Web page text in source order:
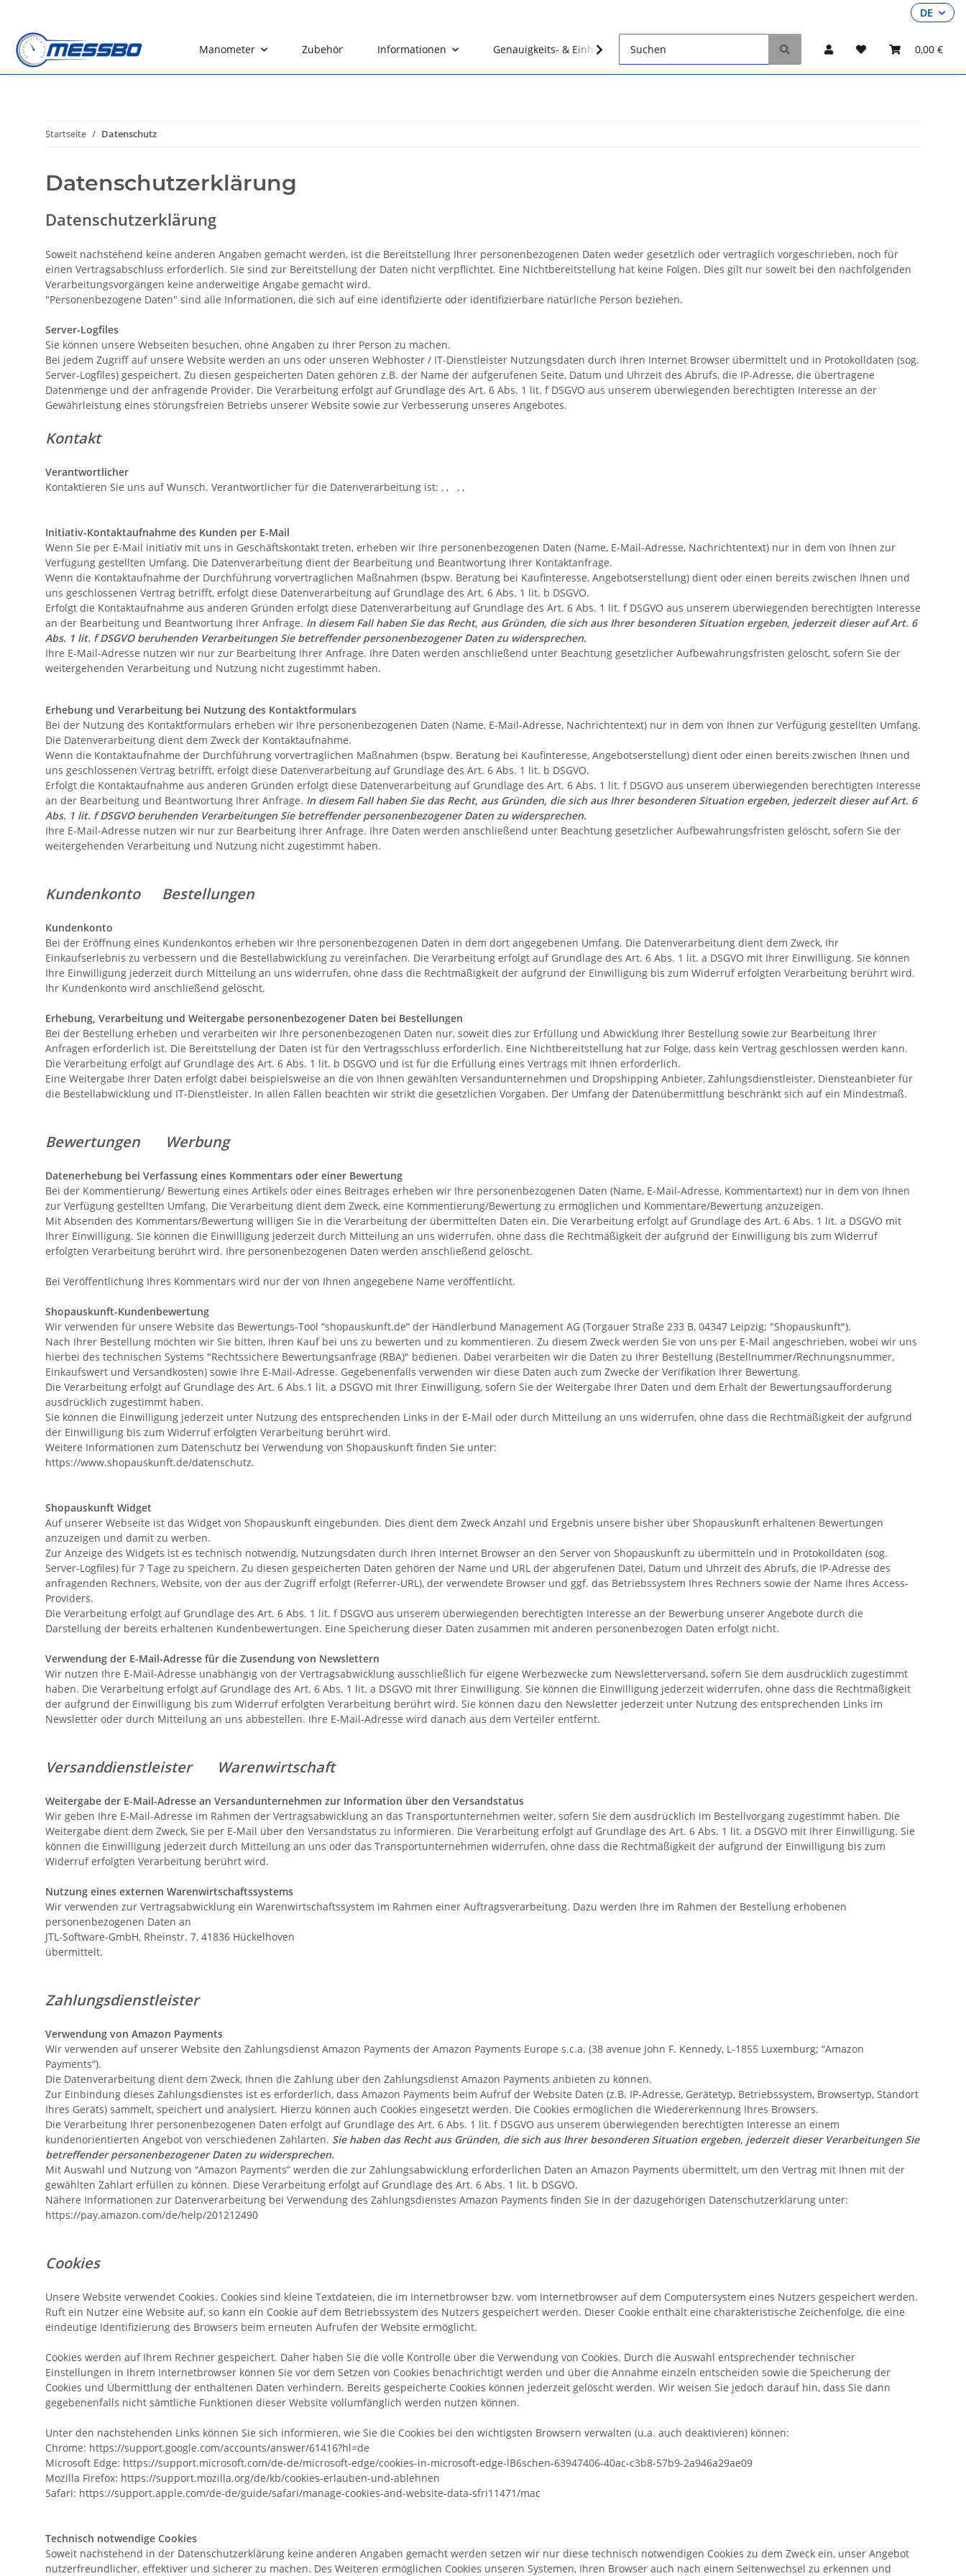
DE
0,00 €
Manometer Zubehör Informationen Genauigkeits- & Einheitenrechner
Startseite Datenschutz
Datenschutzerklärung
Datenschutzerklärung
Soweit nachstehend keine anderen Angaben gemacht werden, ist die Bereitstellung Ihrer personenbezogenen Daten weder gesetzlich oder vertraglich vorgeschrieben, noch für
einen Vertragsabschluss erforderlich. Sie sind zur Bereitstellung der Daten nicht verpflichtet. Eine Nichtbereitstellung hat keine Folgen. Dies gilt nur soweit bei den nachfolgenden
Verarbeitungsvorgängen keine anderweitige Angabe gemacht wird.
"Personenbezogene Daten" sind alle Informationen, die sich auf eine identifizierte oder identifizierbare natürliche Person beziehen.
Server-Logfiles
Sie können unsere Webseiten besuchen, ohne Angaben zu Ihrer Person zu machen.
Bei jedem Zugriff auf unsere Website werden an uns oder unseren Webhoster / IT-Dienstleister Nutzungsdaten durch Ihren Internet Browser übermittelt und in Protokolldaten (sog.
Server-Logfiles) gespeichert. Zu diesen gespeicherten Daten gehören z.B. der Name der aufgerufenen Seite, Datum und Uhrzeit des Abrufs, die IP-Adresse, die übertragene
Datenmenge und der anfragende Provider. Die Verarbeitung erfolgt auf Grundlage des Art. 6 Abs. 1 lit. f DSGVO aus unserem überwiegenden berechtigten Interesse an der
Gewährleistung eines störungsfreien Betriebs unserer Website sowie zur Verbesserung unseres Angebotes.
Kontakt
Verantwortlicher
Kontaktieren Sie uns auf Wunsch. Verantwortlicher für die Datenverarbeitung ist: , , , ,
Initiativ-Kontaktaufnahme des Kunden per E-Mail
Wenn Sie per E-Mail initiativ mit uns in Geschäftskontakt treten, erheben wir Ihre personenbezogenen Daten (Name, E-Mail-Adresse, Nachrichtentext) nur in dem von Ihnen zur
Verfügung gestellten Umfang. Die Datenverarbeitung dient der Bearbeitung und Beantwortung Ihrer Kontaktanfrage.
Wenn die Kontaktaufnahme der Durchführung vorvertraglichen Maßnahmen (bspw. Beratung bei Kaufinteresse, Angebotserstellung) dient oder einen bereits zwischen Ihnen und
uns geschlossenen Vertrag betrifft, erfolgt diese Datenverarbeitung auf Grundlage des Art. 6 Abs. 1 lit. b DSGVO.
Erfolgt die Kontaktaufnahme aus anderen Gründen erfolgt diese Datenverarbeitung auf Grundlage des Art. 6 Abs. 1 lit. f DSGVO aus unserem überwiegenden berechtigten Interesse
an der Bearbeitung und Beantwortung Ihrer Anfrage. In diesem Fall haben Sie das Recht, aus Gründen, die sich aus Ihrer besonderen Situation ergeben, jederzeit dieser auf Art. 6
Abs. 1 lit. f DSGVO beruhenden Verarbeitungen Sie betreffender personenbezogener Daten zu widersprechen.
Ihre E-Mail-Adresse nutzen wir nur zur Bearbeitung Ihrer Anfrage. Ihre Daten werden anschließend unter Beachtung gesetzlicher Aufbewahrungsfristen gelöscht, sofern Sie der
weitergehenden Verarbeitung und Nutzung nicht zugestimmt haben.
Erhebung und Verarbeitung bei Nutzung des Kontaktformulars
Bei der Nutzung des Kontaktformulars erheben wir Ihre personenbezogenen Daten (Name, E-Mail-Adresse, Nachrichtentext) nur in dem von Ihnen zur Verfügung gestellten Umfang.
Die Datenverarbeitung dient dem Zweck der Kontaktaufnahme.
Wenn die Kontaktaufnahme der Durchführung vorvertraglichen Maßnahmen (bspw. Beratung bei Kaufinteresse, Angebotserstellung) dient oder einen bereits zwischen Ihnen und
uns geschlossenen Vertrag betrifft, erfolgt diese Datenverarbeitung auf Grundlage des Art. 6 Abs. 1 lit. b DSGVO.
Erfolgt die Kontaktaufnahme aus anderen Gründen erfolgt diese Datenverarbeitung auf Grundlage des Art. 6 Abs. 1 lit. f DSGVO aus unserem überwiegenden berechtigten Interesse
an der Bearbeitung und Beantwortung Ihrer Anfrage. In diesem Fall haben Sie das Recht, aus Gründen, die sich aus Ihrer besonderen Situation ergeben, jederzeit dieser auf Art. 6
Abs. 1 lit. f DSGVO beruhenden Verarbeitungen Sie betreffender personenbezogener Daten zu widersprechen.
Ihre E-Mail-Adresse nutzen wir nur zur Bearbeitung Ihrer Anfrage. Ihre Daten werden anschließend unter Beachtung gesetzlicher Aufbewahrungsfristen gelöscht, sofern Sie der
weitergehenden Verarbeitung und Nutzung nicht zugestimmt haben.
Kundenkonto Bestellungen
Kundenkonto
Bei der Eröffnung eines Kundenkontos erheben wir Ihre personenbezogenen Daten in dem dort angegebenen Umfang. Die Datenverarbeitung dient dem Zweck, Ihr
Einkaufserlebnis zu verbessern und die Bestellabwicklung zu vereinfachen. Die Verarbeitung erfolgt auf Grundlage des Art. 6 Abs. 1 lit. a DSGVO mit Ihrer Einwilligung. Sie können
Ihre Einwilligung jederzeit durch Mitteilung an uns widerrufen, ohne dass die Rechtmäßigkeit der aufgrund der Einwilligung bis zum Widerruf erfolgten Verarbeitung berührt wird.
Ihr Kundenkonto wird anschließend gelöscht.
Erhebung, Verarbeitung und Weitergabe personenbezogener Daten bei Bestellungen
Bei der Bestellung erheben und verarbeiten wir Ihre personenbezogenen Daten nur, soweit dies zur Erfüllung und Abwicklung Ihrer Bestellung sowie zur Bearbeitung Ihrer
Anfragen erforderlich ist. Die Bereitstellung der Daten ist für den Vertragsschluss erforderlich. Eine Nichtbereitstellung hat zur Folge, dass kein Vertrag geschlossen werden kann.
Die Verarbeitung erfolgt auf Grundlage des Art. 6 Abs. 1 lit. b DSGVO und ist für die Erfüllung eines Vertrags mit Ihnen erforderlich.
Eine Weitergabe Ihrer Daten erfolgt dabei beispielsweise an die von Ihnen gewählten Versandunternehmen und Dropshipping Anbieter, Zahlungsdienstleister, Diensteanbieter für
die Bestellabwicklung und IT-Dienstleister. In allen Fällen beachten wir strikt die gesetzlichen Vorgaben. Der Umfang der Datenübermittlung beschränkt sich auf ein Mindestmaß.
Bewertungen Werbung
Datenerhebung bei Verfassung eines Kommentars oder einer Bewertung
Bei der Kommentierung/ Bewertung eines Artikels oder eines Beitrages erheben wir Ihre personenbezogenen Daten (Name, E-Mail-Adresse, Kommentartext) nur in dem von Ihnen
zur Verfügung gestellten Umfang. Die Verarbeitung dient dem Zweck, eine Kommentierung/Bewertung zu ermöglichen und Kommentare/Bewertung anzuzeigen.
Mit Absenden des Kommentars/Bewertung willigen Sie in die Verarbeitung der übermittelten Daten ein. Die Verarbeitung erfolgt auf Grundlage des Art. 6 Abs. 1 lit. a DSGVO mit
Ihrer Einwilligung. Sie können die Einwilligung jederzeit durch Mitteilung an uns widerrufen, ohne dass die Rechtmäßigkeit der aufgrund der Einwilligung bis zum Widerruf
erfolgten Verarbeitung berührt wird. Ihre personenbezogenen Daten werden anschließend gelöscht.
Bei Veröffentlichung Ihres Kommentars wird nur der von Ihnen angegebene Name veröffentlicht.
Shopauskunft-Kundenbewertung
Wir verwenden für unsere Website das Bewertungs-Tool “shopauskunft.de” der Händlerbund Management AG (Torgauer Straße 233 B, 04347 Leipzig; "Shopauskunft").
Nach Ihrer Bestellung möchten wir Sie bitten, Ihren Kauf bei uns zu bewerten und zu kommentieren. Zu diesem Zweck werden Sie von uns per E-Mail angeschrieben, wobei wir uns
hierbei des technischen Systems "Rechtssichere Bewertungsanfrage (RBA)" bedienen. Dabei verarbeiten wir die Daten zu Ihrer Bestellung (Bestellnummer/Rechnungsnummer,
Einkaufswert und Versandkosten) sowie Ihre E-Mail-Adresse. Gegebenenfalls verwenden wir diese Daten auch zum Zwecke der Verifikation Ihrer Bewertung.
Die Verarbeitung erfolgt auf Grundlage des Art. 6 Abs.1 lit. a DSGVO mit Ihrer Einwilligung, sofern Sie der Weitergabe Ihrer Daten und dem Erhalt der Bewertungsaufforderung
ausdrücklich zugestimmt haben.
Sie können die Einwilligung jederzeit unter Nutzung des entsprechenden Links in der E-Mail oder durch Mitteilung an uns widerrufen, ohne dass die Rechtmäßigkeit der aufgrund
der Einwilligung bis zum Widerruf erfolgten Verarbeitung berührt wird.
Weitere Informationen zum Datenschutz bei Verwendung von Shopauskunft finden Sie unter:
https://www.shopauskunft.de/datenschutz.
Shopauskunft Widget
Auf unserer Webseite ist das Widget von Shopauskunft eingebunden. Dies dient dem Zweck Anzahl und Ergebnis unsere bisher über Shopauskunft erhaltenen Bewertungen
anzuzeigen und damit zu werben.
Zur Anzeige des Widgets ist es technisch notwendig, Nutzungsdaten durch Ihren Internet Browser an den Server von Shopauskunft zu übermitteln und in Protokolldaten (sog.
Server-Logfiles) für 7 Tage zu speichern. Zu diesen gespeicherten Daten gehören der Name und URL der abgerufenen Datei, Datum und Uhrzeit des Abrufs, die IP-Adresse des
anfragenden Rechners, Website, von der aus der Zugriff erfolgt (Referrer-URL), der verwendete Browser und ggf. das Betriebssystem Ihres Rechners sowie der Name Ihres Access-
Providers.
Die Verarbeitung erfolgt auf Grundlage des Art. 6 Abs. 1 lit. f DSGVO aus unserem überwiegenden berechtigten Interesse an der Bewerbung unserer Angebote durch die
Darstellung der bereits erhaltenen Kundenbewertungen. Eine Speicherung dieser Daten zusammen mit anderen personenbezogen Daten erfolgt nicht.
Verwendung der E-Mail-Adresse für die Zusendung von Newslettern
Wir nutzen Ihre E-Mail-Adresse unabhängig von der Vertragsabwicklung ausschließlich für eigene Werbezwecke zum Newsletterversand, sofern Sie dem ausdrücklich zugestimmt
haben. Die Verarbeitung erfolgt auf Grundlage des Art. 6 Abs. 1 lit. a DSGVO mit Ihrer Einwilligung. Sie können die Einwilligung jederzeit widerrufen, ohne dass die Rechtmäßigkeit
der aufgrund der Einwilligung bis zum Widerruf erfolgten Verarbeitung berührt wird. Sie können dazu den Newsletter jederzeit unter Nutzung des entsprechenden Links im
Newsletter oder durch Mitteilung an uns abbestellen. Ihre E-Mail-Adresse wird danach aus dem Verteiler entfernt.
Versanddienstleister Warenwirtschaft
Weitergabe der E-Mail-Adresse an Versandunternehmen zur Information über den Versandstatus
Wir geben Ihre E-Mail-Adresse im Rahmen der Vertragsabwicklung an das Transportunternehmen weiter, sofern Sie dem ausdrücklich im Bestellvorgang zugestimmt haben. Die
Weitergabe dient dem Zweck, Sie per E-Mail über den Versandstatus zu informieren. Die Verarbeitung erfolgt auf Grundlage des Art. 6 Abs. 1 lit. a DSGVO mit Ihrer Einwilligung. Sie
können die Einwilligung jederzeit durch Mitteilung an uns oder das Transportunternehmen widerrufen, ohne dass die Rechtmäßigkeit der aufgrund der Einwilligung bis zum
Widerruf erfolgten Verarbeitung berührt wird.
Nutzung eines externen Warenwirtschaftssystems
Wir verwenden zur Vertragsabwicklung ein Warenwirtschaftssystem im Rahmen einer Auftragsverarbeitung. Dazu werden Ihre im Rahmen der Bestellung erhobenen
personenbezogenen Daten an
JTL-Software-GmbH, Rheinstr. 7, 41836 Hückelhoven
übermittelt.
Zahlungsdienstleister
Verwendung von Amazon Payments
Wir verwenden auf unserer Website den Zahlungsdienst Amazon Payments der Amazon Payments Europe s.c.a. (38 avenue John F. Kennedy, L-1855 Luxemburg; “Amazon
Payments”).
Die Datenverarbeitung dient dem Zweck, Ihnen die Zahlung über den Zahlungsdienst Amazon Payments anbieten zu können.
Zur Einbindung dieses Zahlungsdienstes ist es erforderlich, dass Amazon Payments beim Aufruf der Website Daten (z.B. IP-Adresse, Gerätetyp, Betriebssystem, Browsertyp, Standort
Ihres Geräts) sammelt, speichert und analysiert. Hierzu können auch Cookies eingesetzt werden. Die Cookies ermöglichen die Wiedererkennung Ihres Browsers.
Die Verarbeitung Ihrer personenbezogenen Daten erfolgt auf Grundlage des Art. 6 Abs. 1 lit. f DSGVO aus unserem überwiegenden berechtigten Interesse an einem
kundenorientierten Angebot von verschiedenen Zahlarten. Sie haben das Recht aus Gründen, die sich aus Ihrer besonderen Situation ergeben, jederzeit dieser Verarbeitungen Sie
betreffender personenbezogener Daten zu widersprechen.
Mit Auswahl und Nutzung von “Amazon Payments” werden die zur Zahlungsabwicklung erforderlichen Daten an Amazon Payments übermittelt, um den Vertrag mit Ihnen mit der
gewählten Zahlart erfüllen zu können. Diese Verarbeitung erfolgt auf Grundlage des Art. 6 Abs. 1 lit. b DSGVO.
Nähere Informationen zur Datenverarbeitung bei Verwendung des Zahlungsdienstes Amazon Payments finden Sie in der dazugehörigen Datenschutzerklärung unter:
https://pay.amazon.com/de/help/201212490
Cookies
Unsere Website verwendet Cookies. Cookies sind kleine Textdateien, die im Internetbrowser bzw. vom Internetbrowser auf dem Computersystem eines Nutzers gespeichert werden.
Ruft ein Nutzer eine Website auf, so kann ein Cookie auf dem Betriebssystem des Nutzers gespeichert werden. Dieser Cookie enthält eine charakteristische Zeichenfolge, die eine
eindeutige Identifizierung des Browsers beim erneuten Aufrufen der Website ermöglicht.
Cookies werden auf Ihrem Rechner gespeichert. Daher haben Sie die volle Kontrolle über die Verwendung von Cookies. Durch die Auswahl entsprechender technischer
Einstellungen in Ihrem Internetbrowser können Sie vor dem Setzen von Cookies benachrichtigt werden und über die Annahme einzeln entscheiden sowie die Speicherung der
Cookies und Übermittlung der enthaltenen Daten verhindern. Bereits gespeicherte Cookies können jederzeit gelöscht werden. Wir weisen Sie jedoch darauf hin, dass Sie dann
gegebenenfalls nicht sämtliche Funktionen dieser Website vollumfänglich werden nutzen können.
Unter den nachstehenden Links können Sie sich informieren, wie Sie die Cookies bei den wichtigsten Browsern verwalten (u.a. auch deaktivieren) können:
Chrome: https://support.google.com/accounts/answer/61416?hl=de
Microsoft Edge: https://support.microsoft.com/de-de/microsoft-edge/cookies-in-microsoft-edge-lB6schen-63947406-40ac-c3b8-57b9-2a946a29ae09
Mozilla Firefox: https://support.mozilla.org/de/kb/cookies-erlauben-und-ablehnen
Safari: https://support.apple.com/de-de/guide/safari/manage-cookies-and-website-data-sfri11471/mac
Technisch notwendige Cookies
Soweit nachstehend in der Datenschutzerklärung keine anderen Angaben gemacht werden setzen wir nur diese technisch notwendigen Cookies zu dem Zweck ein, unser Angebot
nutzerfreundlicher, effektiver und sicherer zu machen. Des Weiteren ermöglichen Cookies unseren Systemen, Ihren Browser auch nach einem Seitenwechsel zu erkennen und